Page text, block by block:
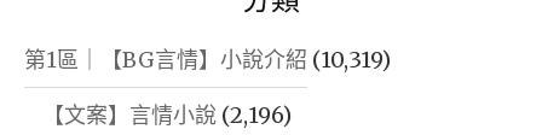
第1區｜【BG言情】小說介紹 (10,319)
【文案】言情小說 (2,196)